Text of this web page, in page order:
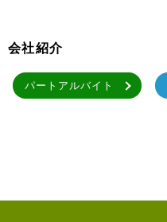
会社紹介
パートアルバイト